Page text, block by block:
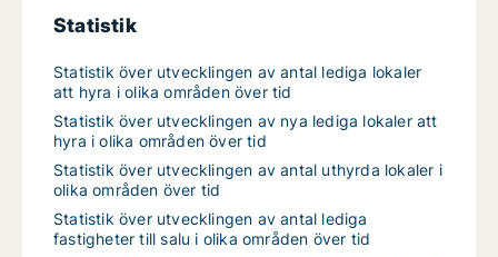
Statistik
Statistik över utvecklingen av antal lediga lokaler
att hyra i olika områden över tid
Statistik över utvecklingen av nya lediga lokaler att
hyra i olika områden över tid
Statistik över utvecklingen av antal uthyrda lokaler i
olika områden över tid
Statistik över utvecklingen av antal lediga
fastigheter till salu i olika områden över tid